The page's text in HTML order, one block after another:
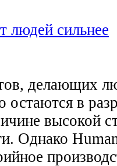
людей сильнее
делающих
остаются в
высокой
Однако